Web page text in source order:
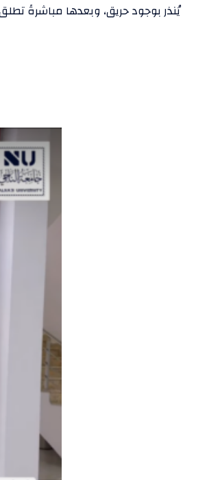
يُنذر بوجود حريق، وبعدها مباشرةً